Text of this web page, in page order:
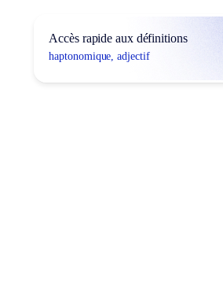
Accès rapide aux définitions
haptonomique, adjectif